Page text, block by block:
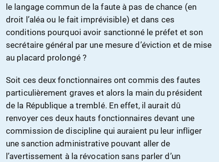
le langage commun de la faute à pas de chance (en
droit l’aléa ou le fait imprévisible) et dans ces
conditions pourquoi avoir sanctionné le préfet et son
secrétaire général par une mesure d’éviction et de mise
au placard prolongé ?
Soit ces deux fonctionnaires ont commis des fautes
particulièrement graves et alors la main du président
de la République a tremblé. En effet, il aurait dû
renvoyer ces deux hauts fonctionnaires devant une
commission de discipline qui auraient pu leur infliger
une sanction administrative pouvant aller de
l’avertissement à la révocation sans parler d’un